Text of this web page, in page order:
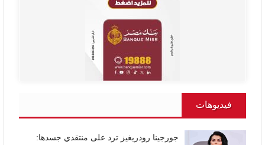
فيديوهات
جورجينا رودريغيز ترد على منتقدي جسدها: